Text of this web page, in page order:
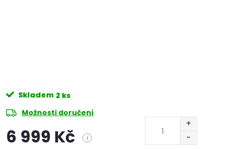
Skladem 2 ks
Možnosti doručení
6 999 Kč i